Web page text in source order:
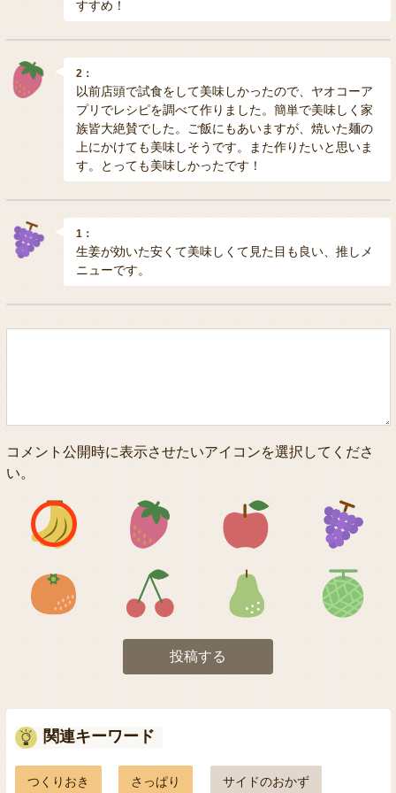
すすめ！
2：
以前店頭で試食をして美味しかったので、ヤオコーア
プリでレシピを調べて作りました。簡単で美味しく家
族皆大絶賛でした。ご飯にもあいますが、焼いた麺の
上にかけても美味しそうです。また作りたいと思いま
す。とっても美味しかったです！
1：
生姜が効いた安くて美味しくて見た目も良い、推しメ
ニューです。
コメント公開時に表示させたいアイコンを選択してくださ
い。
アイコン1 アイコン2 アイコン3
アイコン5 アイコン6 アイコン7
投稿する
関連キーワード
つくりおき さっぱり サイドのおかず